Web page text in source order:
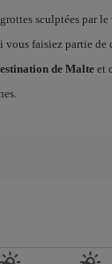
sculptées par le
vous faisiez partie de
de Malteet